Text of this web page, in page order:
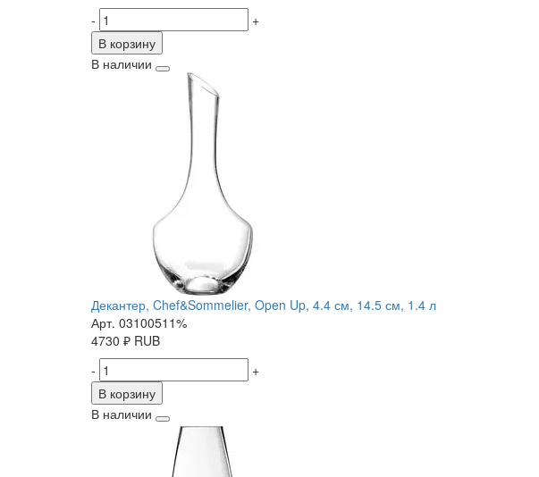
-
+
В корзину
В наличии
Декантер, Chef&Sommelier, Open Up, 4.4 см, 14.5 см, 1.4 л
Арт. 03100511%
4730 ₽ RUB
-
+
В корзину
В наличии